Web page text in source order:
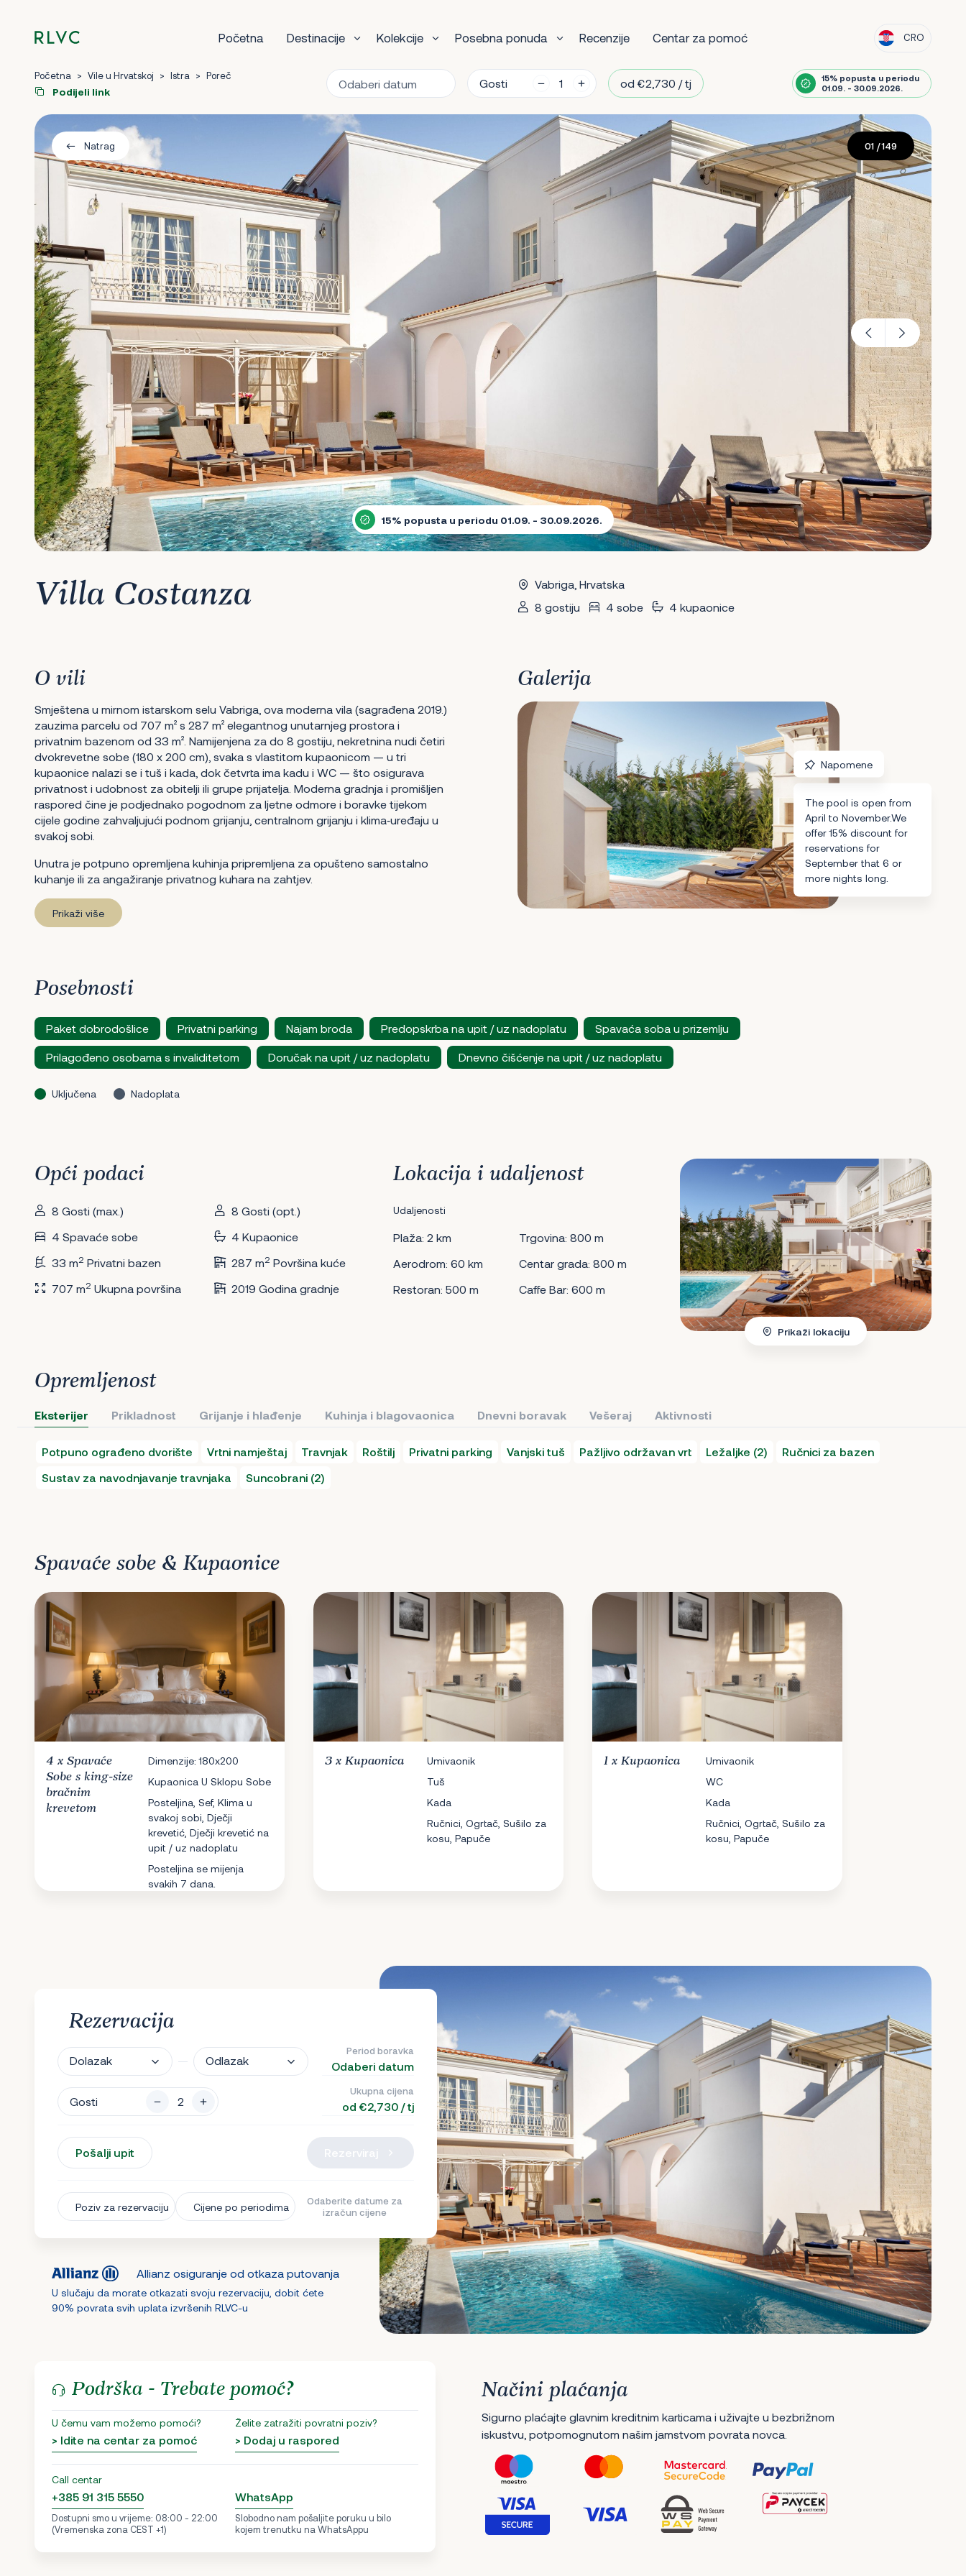
Početna Destinacije Kolekcije Posebna ponuda Recenzije Centar za pomoć CRO
Početna > Vile u Hrvatskoj > Istra > Poreč
Podijeli link
Gosti od €2,730 / tj
15% popusta u periodu
01.09. - 30.09.2026.
Natrag
15% popusta u periodu 01.09. - 30.09.2026.
01 / 149
Villa Costanza
Vabriga, Hrvatska
8 gostiju
4 sobe 4 kupaonice
O vili
Smještena u mirnom istarskom selu Vabriga, ova moderna vila (sagrađena 2019.)
zauzima parcelu od 707 m² s 287 m² elegantnog unutarnjeg prostora i
privatnim bazenom od 33 m². Namijenjena za do 8 gostiju, nekretnina nudi četiri
dvokrevetne sobe (180 x 200 cm), svaka s vlastitom kupaonicom — u tri
kupaonice nalazi se i tuš i kada, dok četvrta ima kadu i WC — što osigurava
privatnost i udobnost za obitelji ili grupe prijatelja. Moderna gradnja i promišljen
raspored čine je podjednako pogodnom za ljetne odmore i boravke tijekom
cijele godine zahvaljujući podnom grijanju, centralnom grijanju i klima‑uređaju u
svakoj sobi.
Unutra je potpuno opremljena kuhinja pripremljena za opušteno samostalno
kuhanje ili za angažiranje privatnog kuhara na zahtjev.
Prikaži više
Napomene
The pool is open from
April to November.We
offer 15% discount for
reservations for
September that 6 or
more nights long.
Galerija
Posebnosti
Paket dobrodošlice Privatni parking Najam broda Predopskrba na upit / uz nadoplatu Spavaća soba u prizemlju
Prilagođeno osobama s invaliditetom Doručak na upit / uz nadoplatu Dnevno čišćenje na upit / uz nadoplatu
Uključena Nadoplata
Opći podaci
8 Gosti (max.)
8 Gosti (opt.)
4 Spavaće sobe
4 Kupaonice
33 m2 Privatni bazen 287 m2 Površina kuće
707 m2 Ukupna površina 2019 Godina gradnje
Lokacija i udaljenost
Udaljenosti
Plaža: 2 km
Trgovina: 800 m
Aerodrom: 60 km
Centar grada: 800 m
Restoran: 500 m
Caffe Bar: 600 m
Prikaži lokaciju
Opremljenost
Eksterijer Prikladnost Grijanje i hlađenje Kuhinja i blagovaonica Dnevni boravak Vešeraj Aktivnosti
Potpuno ograđeno dvorište Vrtni namještaj Travnjak Roštilj Privatni parking Vanjski tuš Pažljivo održavan vrt Ležaljke (2)
Ručnici za bazen
Sustav za navodnjavanje travnjaka
Suncobrani (2)
Spavaće sobe & Kupaonice
4 x Spavaće
Sobe s king-size
bračnim
krevetom
Dimenzije: 180x200
Kupaonica U Sklopu Sobe
Posteljina, Sef, Klima u
svakoj sobi, Dječji
krevetić, Dječji krevetić na
upit / uz nadoplatu
Posteljina se mijenja
svakih 7 dana.
3 x Kupaonica
Umivaonik
Tuš
Kada
Ručnici, Ogrtač, Sušilo za
kosu, Papuče
1 x Kupaonica
Umivaonik
WC
Kada
Ručnici, Ogrtač, Sušilo za
kosu, Papuče
Rezervacija
Dolazak Odlazak
Period boravka
Odaberi datum
Gosti
Ukupna cijena
od €2,730 / tj
Pošalji upit
Poziv za rezervaciju Cijene po periodima
Odaberite datume za
izračun cijene
Allianz osiguranje od otkaza putovanja
U slučaju da morate otkazati svoju rezervaciju, dobit ćete
90% povrata svih uplata izvršenih RLVC-u
Podrška - Trebate pomoć?
U čemu vam možemo pomoći?
> Idite na centar za pomoć
Želite zatražiti povratni poziv?
> Dodaj u raspored
Call centar
+385 91 315 5550
Dostupni smo u vrijeme: 08:00 - 22:00
(Vremenska zona CEST +1)
WhatsApp
Slobodno nam pošaljite poruku u bilo
kojem trenutku na WhatsAppu
Načini plaćanja
Sigurno plaćajte glavnim kreditnim karticama i uživajte u bezbrižnom
iskustvu, potpomognutom našim jamstvom povrata novca.